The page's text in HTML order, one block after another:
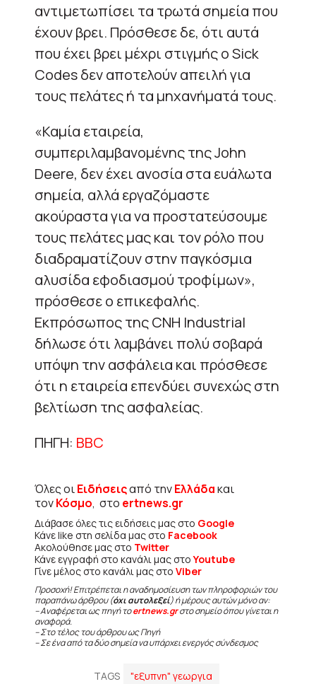
αντιμετωπίσει τα τρωτά σημεία που
έχουν βρει. Πρόσθεσε δε, ότι αυτά
που έχει βρει μέχρι στιγμής ο Sick
Codes δεν αποτελούν απειλή για
τους πελάτες ή τα μηχανήματά τους.
«Καμία εταιρεία,
συμπεριλαμβανομένης της John
Deere, δεν έχει ανοσία στα ευάλωτα
σημεία, αλλά εργαζόμαστε
ακούραστα για να προστατεύσουμε
τους πελάτες μας και τον ρόλο που
διαδραματίζουν στην παγκόσμια
αλυσίδα εφοδιασμού τροφίμων»,
πρόσθεσε ο επικεφαλής.
Εκπρόσωπος της CNH Industrial
δήλωσε ότι λαμβάνει πολύ σοβαρά
υπόψη την ασφάλεια και πρόσθεσε
ότι η εταιρεία επενδύει συνεχώς στη
βελτίωση της ασφαλείας.
ΠΗΓΗ: BBC
Όλες οιΕιδήσειςαπό τηνΕλλάδακαι
τονΚόσμο, στο ertnews.gr
Διάβασε όλες τις ειδήσεις μας στο Google
Κάνε like στη σελίδα μας στο Facebook
Ακολούθησε μας στο Twitter
Κάνε εγγραφή στο κανάλι μας στοYoutube
Γίνε μέλος στο κανάλι μας στο Viber
Προσοχή! Επιτρέπεται η αναδημοσίευση των πληροφοριών του
παραπάνω άρθρου (όχι αυτολεξεί) ή μέρους αυτών μόνο αν:
– Αναφέρεται ως πηγή τοertnews.grστο σημείο όπου γίνεται η
αναφορά.
– Στο τέλος του άρθρου ως Πηγή
– Σε ένα από τα δύο σημεία να υπάρχει ενεργός σύνδεσμος
TAGS "εξυπνη" γεωργια